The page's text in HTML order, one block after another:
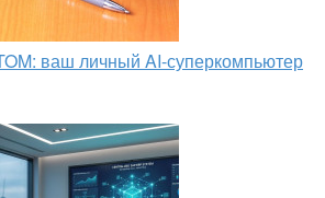
ваш личный AI-суперкомпьютер